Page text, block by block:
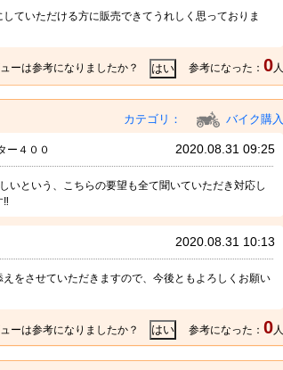
ていただける方に販売できてうれしく思っておりま
ーは参考になりましたか？ 参考になった： 0人
カテゴリ： バイク購入
ー４００ 2020.08.31 09:25
いという、こちらの要望も全て聞いていただき対応し
‼
2020.08.31 10:13
をさせていただきますので、今後ともよろしくお願い
ーは参考になりましたか？ 参考になった： 0 人